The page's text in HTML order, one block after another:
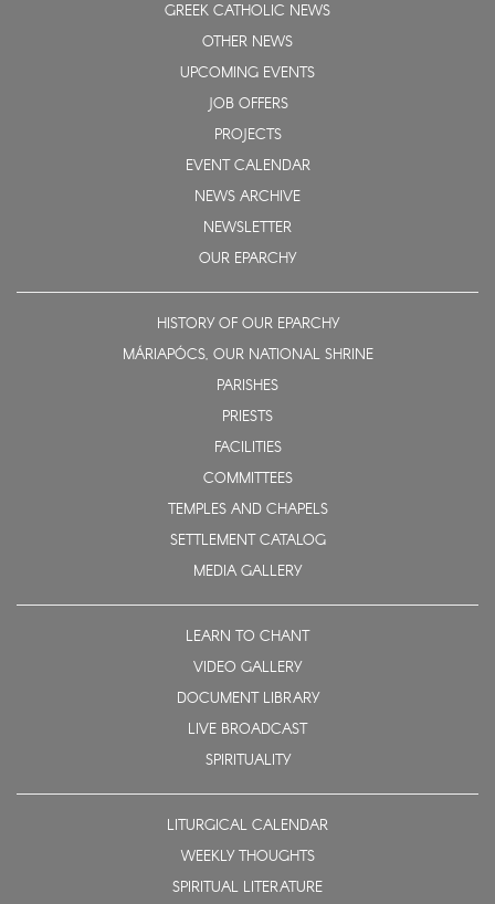
GREEK CATHOLIC NEWS
OTHER NEWS
UPCOMING EVENTS
JOB OFFERS
PROJECTS
EVENT CALENDAR
NEWS ARCHIVE
NEWSLETTER
OUR EPARCHY
HISTORY OF OUR EPARCHY
MÁRIAPÓCS, OUR NATIONAL SHRINE
PARISHES
PRIESTS
FACILITIES
COMMITTEES
TEMPLES AND CHAPELS
SETTLEMENT CATALOG
MEDIA GALLERY
LEARN TO CHANT
VIDEO GALLERY
DOCUMENT LIBRARY
LIVE BROADCAST
SPIRITUALITY
LITURGICAL CALENDAR
WEEKLY THOUGHTS
SPIRITUAL LITERATURE